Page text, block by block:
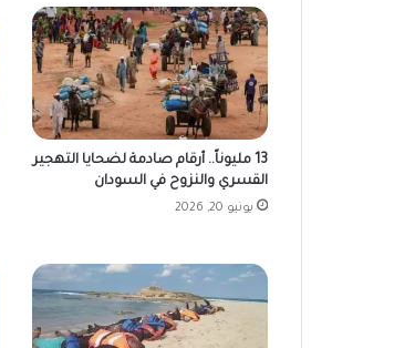
13 مليوناً.. أرقام صادمة لضحايا التهجير
القسري والنزوح في السودان
يونيو 20, 2026